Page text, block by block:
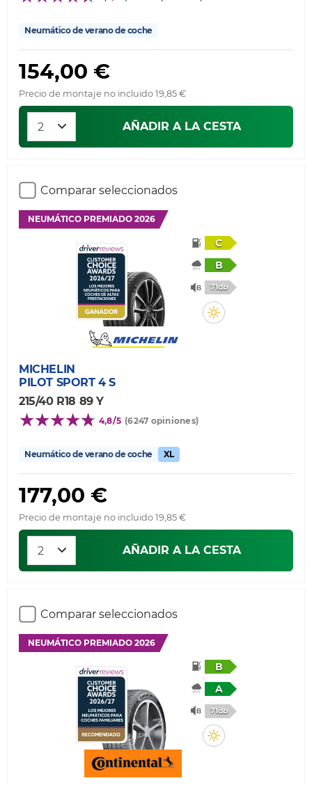
Neumático de verano de coche
154,00 €
Precio de montaje no incluido 19,85 €
AÑADIR A LA CESTA
Comparar seleccionados
NEUMÁTICO PREMIADO 2026
C
B
71db
MICHELIN
PILOT SPORT 4 S
215/40 R18 89 Y
4,8/5 (6247 opiniones)
Neumático de verano de coche XL
177,00 €
Precio de montaje no incluido 19,85 €
AÑADIR A LA CESTA
Comparar seleccionados
NEUMÁTICO PREMIADO 2026
B
A
71db